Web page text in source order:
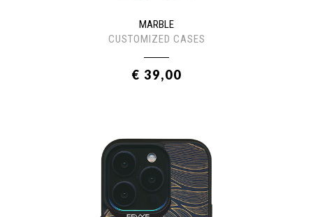
MARBLE
CUSTOMIZED CASES
€ 39,00